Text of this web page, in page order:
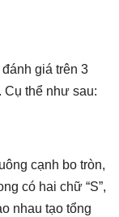
giá trên 3
Cụ thể như sau:
cạnh bo tròn,
có hai chữ “S”,
nhau tạo tổng